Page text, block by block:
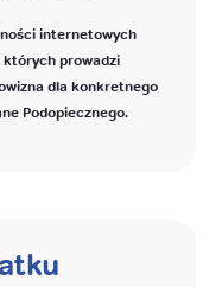
internetowych
których prowadzi
dla konkretnego
Podopiecznego.